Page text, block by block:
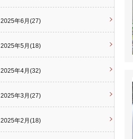
2025年6月(27)
2025年5月(18)
2025年4月(32)
2025年3月(27)
2025年2月(18)